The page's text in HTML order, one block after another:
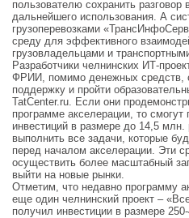
пользователю сохранить разговор
дальнейшего использования. А
грузоперевозками
среду для эффективного
грузовладельцами и
Разработчики челнинских ИТ-
ФРИИ, помимо денежных средств,
поддержку и пройти
TatCenter.ru. Если они
программе акселерации, то смогут
инвестиций в размере до 14,5
выполнить все задачи, которые
перед началом акселерации. Эти
осуществить более масштабный
выйти на новые рынки.
Отметим, что недавно программу
еще один челнинский проект –
получил инвестиции в размере